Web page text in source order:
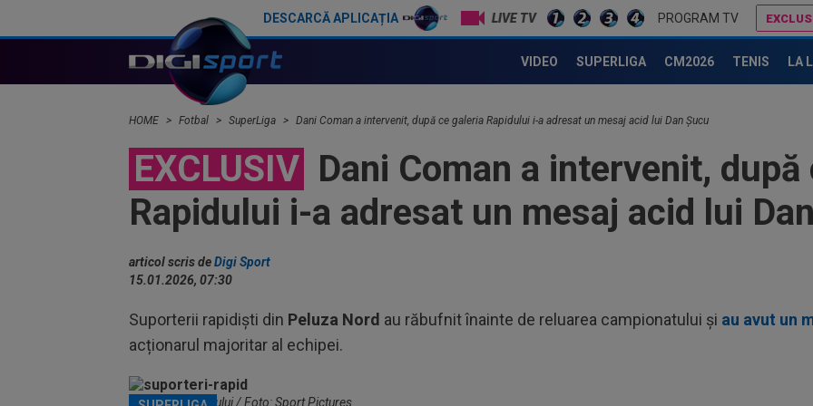
DESCARCĂ APLICAȚIA LIVE TV PROGRAM TV
VIDEO SUPERLIGA CM2026 TENIS LA
HOME Fotbal SuperLiga Dani Coman a intervenit, după ce galeria Rapidului i-a adresat un mesaj acid lui Dan Șucu
EXCLUSIV Dani Coman a intervenit, după
Rapidului i-a adresat un mesaj acid lui
articol scris deDigi Sport
15.01.2026, 07:30
Suporterii rapidiști din Peluza Nord au răbufnit înainte de reluarea campionatului și au avut un
acționarul majoritar al echipei.
Suporterii Rapidului / Foto: Sport Pictures